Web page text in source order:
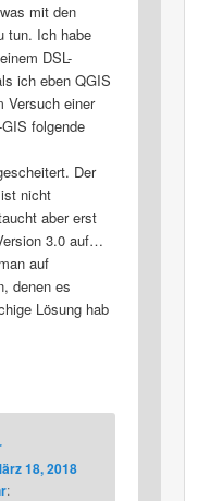
mit den
tun. Ich habe
DSL-
ich eben QGIS
Versuch einer
folgende
Der
nicht
aber erst
3.0 auf…
auf
denen es
Lösung hab
18, 2018
: